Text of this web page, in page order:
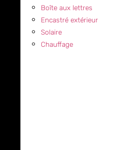
Boîte aux lettres
Encastré extérieur
Solaire
Chauffage